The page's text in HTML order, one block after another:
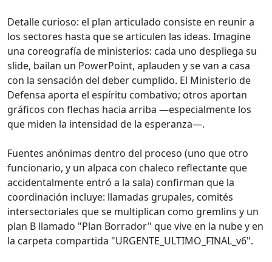
Detalle curioso: el plan articulado consiste en reunir a
los sectores hasta que se articulen las ideas. Imagine
una coreografía de ministerios: cada uno despliega su
slide, bailan un PowerPoint, aplauden y se van a casa
con la sensación del deber cumplido. El Ministerio de
Defensa aporta el espíritu combativo; otros aportan
gráficos con flechas hacia arriba —especialmente los
que miden la intensidad de la esperanza—.
Fuentes anónimas dentro del proceso (uno que otro
funcionario, y un alpaca con chaleco reflectante que
accidentalmente entró a la sala) confirman que la
coordinación incluye: llamadas grupales, comités
intersectoriales que se multiplican como gremlins y un
plan B llamado "Plan Borrador" que vive en la nube y en
la carpeta compartida "URGENTE_ULTIMO_FINAL_v6".